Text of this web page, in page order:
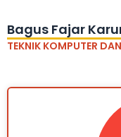
Bagus Fajar
TEKNIK KOMPUTER